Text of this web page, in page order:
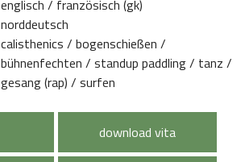
englisch / französisch (gk)
norddeutsch
calisthenics / bogenschießen /
bühnenfechten / standup paddling / tanz /
gesang (rap) / surfen
download vita